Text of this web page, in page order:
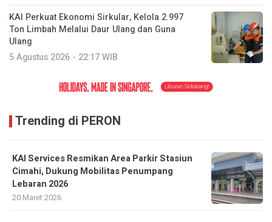
KAI Perkuat Ekonomi Sirkular, Kelola 2.997
Ton Limbah Melalui Daur Ulang dan Guna
Ulang
5 Agustus 2026 - 22:17 WIB
Trending di PERON
KAI Services Resmikan Area Parkir Stasiun
Cimahi, Dukung Mobilitas Penumpang
Lebaran 2026
20 Maret 2026